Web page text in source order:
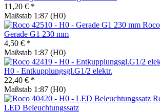
11,20 € *
Maßstab 1:87 (H0)
Gerade G1 230 mm
4,50 € *
Maßstab 1:87 (H0)
H0 - Entkupplungsgl.G1/2 elektr.
22,40 € *
Maßstab 1:87 (H0)
LED Beleuchtungssatz